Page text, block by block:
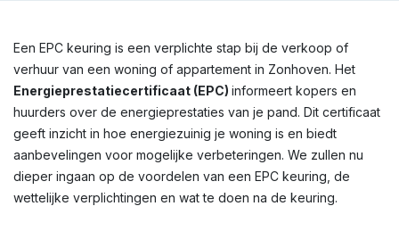
Een EPC keuring is een verplichte stap bij de verkoop of
verhuur van een woning of appartement in Zonhoven. Het
Energieprestatiecertificaat (EPC) informeert kopers en
huurders over de energieprestaties van je pand. Dit certificaat
geeft inzicht in hoe energiezuinig je woning is en biedt
aanbevelingen voor mogelijke verbeteringen. We zullen nu
dieper ingaan op de voordelen van een EPC keuring, de
wettelijke verplichtingen en wat te doen na de keuring.